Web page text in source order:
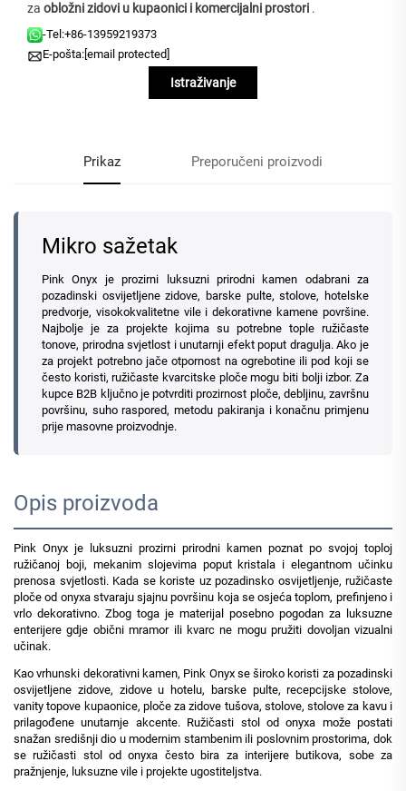
za obložni zidovi u kupaonici i komercijalni prostori .
-Tel:+86-13959219373
E-pošta: [email protected]
Istraživanje
Prikaz Preporučeni proizvodi
Mikro sažetak
Pink Onyx je prozirni luksuzni prirodni kamen odabrani za
pozadinski osvijetljene zidove, barske pulte, stolove, hotelske
predvorje, visokokvalitetne vile i dekorativne kamene površine.
Najbolje je za projekte kojima su potrebne tople ružičaste
tonove, prirodna svjetlost i unutarnji efekt poput dragulja. Ako je
za projekt potrebno jače otpornost na ogrebotine ili pod koji se
često koristi, ružičaste kvarcitske ploče mogu biti bolji izbor. Za
kupce B2B ključno je potvrditi prozirnost ploče, debljinu, završnu
površinu, suho raspored, metodu pakiranja i konačnu primjenu
prije masovne proizvodnje.
Opis proizvoda
Pink Onyx je luksuzni prozirni prirodni kamen poznat po svojoj toploj
ružičanoj boji, mekanim slojevima poput kristala i elegantnom učinku
prenosa svjetlosti. Kada se koriste uz pozadinsko osvijetljenje, ružičaste
ploče od onyxa stvaraju sjajnu površinu koja se osjeća toplom, prefinjeno i
vrlo dekorativno. Zbog toga je materijal posebno pogodan za luksuzne
enterijere gdje obični mramor ili kvarc ne mogu pružiti dovoljan vizualni
učinak.
Kao vrhunski dekorativni kamen, Pink Onyx se široko koristi za pozadinski
osvijetljene zidove, zidove u hotelu, barske pulte, recepcijske stolove,
vanity topove kupaonice, ploče za zidove tušova, stolove, stolove za kavu i
prilagođene unutarnje akcente. Ružičasti stol od onyxa može postati
snažan središnji dio u modernim stambenim ili poslovnim prostorima, dok
se ružičasti stol od onyxa često bira za interijere butikova, sobe za
pražnjenje, luksuzne vile i projekte ugostiteljstva.